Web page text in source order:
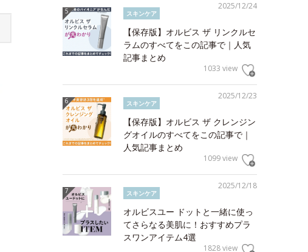
2025/12/24
スキンケア
【保存版】オルビス ザ リンクルセ
ラムのすべてをこの記事で｜人気
記事まとめ
1033 view
2025/12/23
スキンケア
【保存版】オルビス ザ クレンジン
グオイルのすべてをこの記事で｜
人気記事まとめ
1099 view
2025/12/18
スキンケア
オルビスユー ドットと一緒に使っ
てさらなる美肌に！おすすめプラ
スワンアイテム4選
1828 view